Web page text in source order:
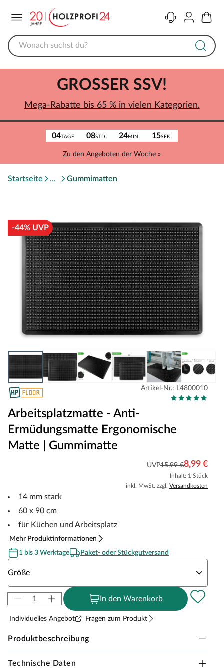
KontaktKonto
04TAGE 08STD. 24MIN. 15SEK.
Zu den Angeboten der Woche »
GROSSER SSV!
Mega-Rabatte bis 65 % in vielen Kategorien.
Startseite Gummimatten
-44% UVP
Artikel-Nr.: L4800010
Arbeitsplatzmatte - Anti-
Ermüdungsmatte Ergonomische
Matte | Gummimatte
UVP15,99 €8,99 €
Inhalt: 1 Stück
inkl. MwSt. zzgl. Versandkosten
14 mm stark
60 x 90 cm
für Küchen und Arbeitsplatz
Mehr Produktinformationen
1 bis 3 Werktage
Paket- oder Stückgutversand
Größe
In den Warenkorb
Individuelles Angebot Fragen zum Produkt
Produktbeschreibung
Arbeitsplatzmatte - Anti-Ermüdungsmatte Bubble
Technische Daten